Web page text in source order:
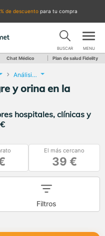
de descuento para tu compra
BUSCAR MENU
Chat Médico Plan de salud Fidelity
Análisis general de sangre y orina
y orina en la
hospitales, clínicas y
El más cercano
39 €
Filtros